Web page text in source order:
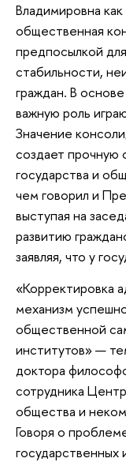
Владимировна
общественная
предпосылкой
стабильности,
граждан. В
важную роль
Значение
создает прочную
государства и
чем говорил и
выступая на
развитию
заявляя, что у
«Корректировка
механизм
общественной
институтов» —
доктора
сотрудника
общества и
Говоря о
государственных